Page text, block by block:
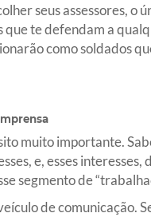
seus assessores,
que te defendam a
como soldados
muito importante.
e, esses
segmento de
de comunicação.